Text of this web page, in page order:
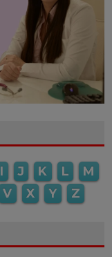
I J K L
M
V X Y Z